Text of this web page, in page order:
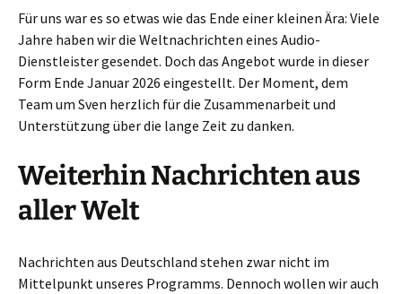
Für uns war es so etwas wie das Ende einer kleinen Ära: Viele
Jahre haben wir die Weltnachrichten eines Audio-
Dienstleister gesendet. Doch das Angebot wurde in dieser
Form Ende Januar 2026 eingestellt. Der Moment, dem
Team um Sven herzlich für die Zusammenarbeit und
Unterstützung über die lange Zeit zu danken.
Weiterhin Nachrichten aus
aller Welt
Nachrichten aus Deutschland stehen zwar nicht im
Mittelpunkt unseres Programms. Dennoch wollen wir auch